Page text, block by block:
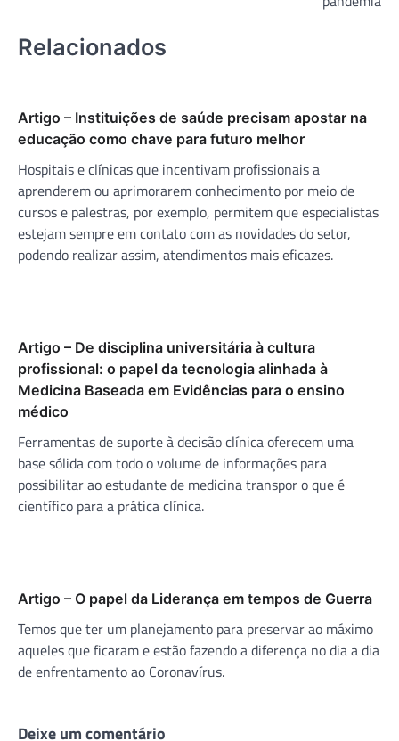
Relacionados
Artigo – Instituições de saúde precisam apostar na
educação como chave para futuro melhor
Hospitais e clínicas que incentivam profissionais a
aprenderem ou aprimorarem conhecimento por meio de
cursos e palestras, por exemplo, permitem que especialistas
estejam sempre em contato com as novidades do setor,
podendo realizar assim, atendimentos mais eficazes.
Artigo – De disciplina universitária à cultura
profissional: o papel da tecnologia alinhada à
Medicina Baseada em Evidências para o ensino
médico
Ferramentas de suporte à decisão clínica oferecem uma
base sólida com todo o volume de informações para
possibilitar ao estudante de medicina transpor o que é
científico para a prática clínica.
Artigo – O papel da Liderança em tempos de Guerra
Temos que ter um planejamento para preservar ao máximo
aqueles que ficaram e estão fazendo a diferença no dia a dia
de enfrentamento ao Coronavírus.
Deixe um comentário